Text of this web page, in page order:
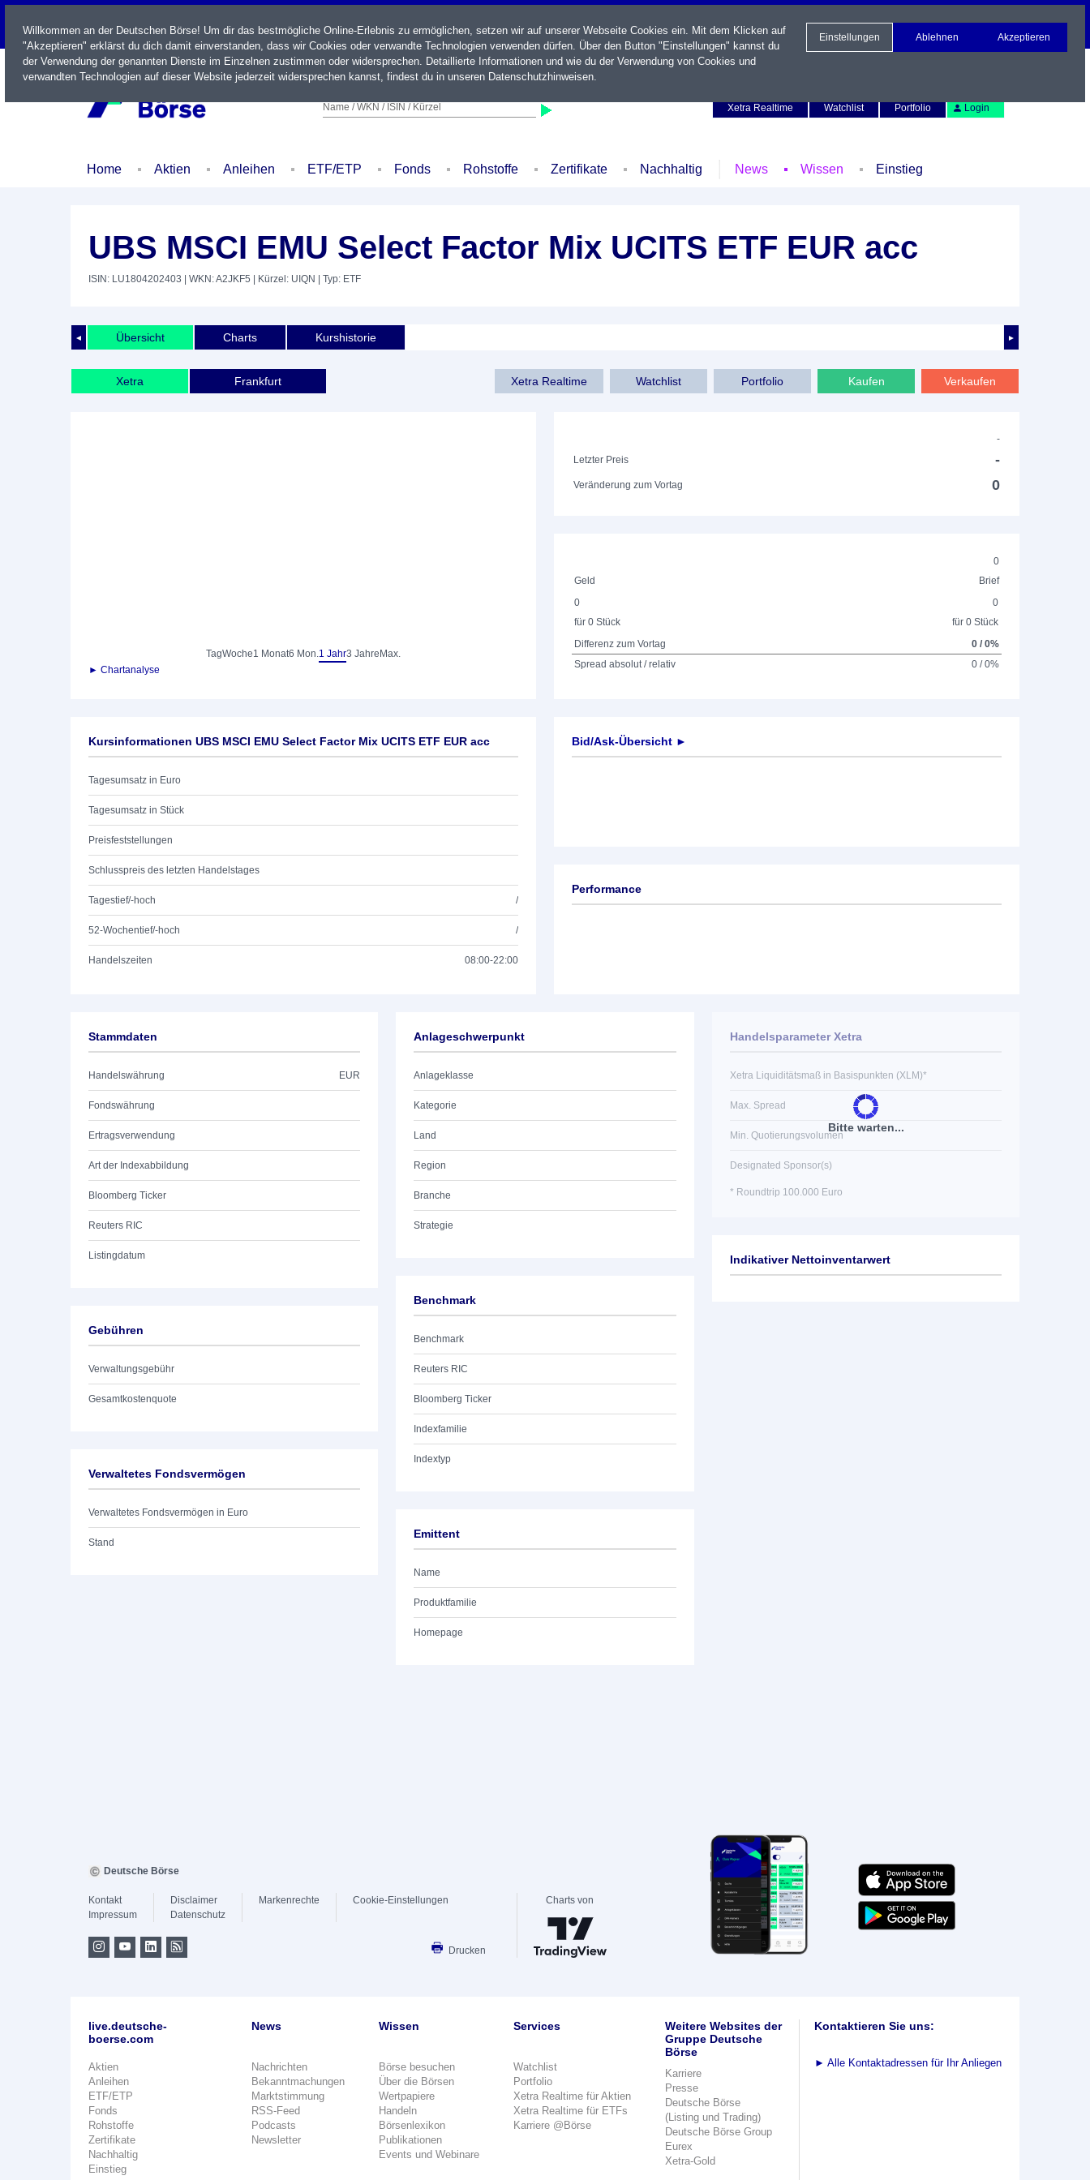
LIVE
Name / WKN / ISIN / Kürzel
Xetra Realtime
Watchlist Portfolio Login
Home Aktien Anleihen ETF/ETP Fonds Rohstoffe Zertifikate Nachhaltig News Wissen Einstieg
UBS MSCI EMU Select Factor Mix UCITS ETF EUR acc
ISIN: LU1804202403 | WKN: A2JKF5 | Kürzel: UIQN | Typ: ETF
◄ ►
Übersicht Charts Kurshistorie
Xetra Frankfurt Xetra Realtime Watchlist Portfolio Kaufen Verkaufen
TagWoche1 Monat6 Mon.1 Jahr3 Jahre Max.
► Chartanalyse
-
Letzter Preis
-
Veränderung zum Vortag 0
0
Geld
Brief
0
für 0 Stück
0
für 0 Stück
Differenz zum Vortag
0 / 0%
Spread absolut / relativ
0 / 0%
Kursinformationen UBS MSCI EMU Select Factor Mix UCITS ETF EUR acc
Tagesumsatz in Euro
Tagesumsatz in Stück
Preisfeststellungen
Schlusspreis des letzten Handelstages
Tagestief/-hoch /
52-Wochentief/-hoch /
Handelszeiten 08:00-22:00
Bid/Ask-Übersicht ►
Performance
Stammdaten
Handelswährung EUR
Fondswährung
Ertragsverwendung
Art der Indexabbildung
Bloomberg Ticker
Reuters RIC
Listingdatum
Gebühren
Verwaltungsgebühr
Gesamtkostenquote
Verwaltetes Fondsvermögen
Verwaltetes Fondsvermögen in Euro
Stand
Anlageschwerpunkt
Anlageklasse
Kategorie
Land
Region
Branche
Strategie
Benchmark
Benchmark
Reuters RIC
Bloomberg Ticker
Indexfamilie
Indextyp
Emittent
Name
Produktfamilie
Homepage
Bitte warten...
Handelsparameter Xetra
Xetra Liquiditätsmaß in Basispunkten (XLM)*
Max. Spread
Min. Quotierungsvolumen
Designated Sponsor(s)
* Roundtrip 100.000 Euro
Indikativer Nettoinventarwert
Willkommen an der Deutschen Börse! Um dir das bestmögliche Online-Erlebnis zu ermöglichen, setzen wir auf unserer Webseite Cookies ein. Mit dem Klicken auf
"Akzeptieren" erklärst du dich damit einverstanden, dass wir Cookies oder verwandte Technologien verwenden dürfen. Über den Button "Einstellungen" kannst du
der Verwendung der genannten Dienste im Einzelnen zustimmen oder widersprechen. Detaillierte Informationen und wie du der Verwendung von Cookies und
verwandten Technologien auf dieser Website jederzeit widersprechen kannst, findest du in unseren Datenschutzhinweisen.
Einstellungen Ablehnen Akzeptieren
Deutsche Börse
Kontakt
Impressum
Disclaimer
Datenschutz
Markenrechte Cookie-Einstellungen
Drucken
Charts von
live.deutsche-
boerse.com
Aktien
Anleihen
ETF/ETP
Fonds
Rohstoffe
Zertifikate
Nachhaltig
Einstieg
News
Nachrichten
Bekanntmachungen
Marktstimmung
RSS-Feed
Podcasts
Newsletter
Wissen
Börse besuchen
Über die Börsen
Wertpapiere
Handeln
Börsenlexikon
Publikationen
Events und Webinare
Services
Watchlist
Portfolio
Xetra Realtime für Aktien
Xetra Realtime für ETFs
Karriere @Börse
Weitere Websites der
Gruppe Deutsche
Börse
Karriere
Presse
Deutsche Börse
(Listing und Trading)
Deutsche Börse Group
Eurex
Xetra-Gold
Kontaktieren Sie uns:
► Alle Kontaktadressen für Ihr Anliegen